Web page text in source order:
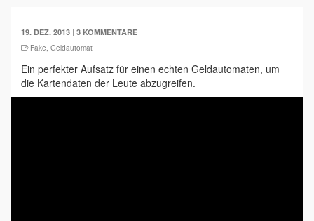
19. DEZ. 2013 | 3 KOMMENTARE
Fake, Geldautomat
Ein perfekter Aufsatz für einen echten Geldautomaten, um
die Kartendaten der Leute abzugreifen.